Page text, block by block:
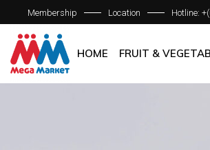
Membership Location Hotline:
HOME FRUIT &